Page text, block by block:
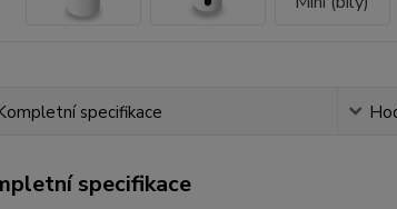
specifikace
specifikace